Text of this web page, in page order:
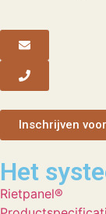
Inschrijven
Het
Rietpanel®